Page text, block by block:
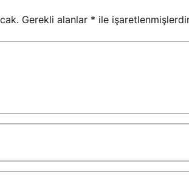
Gerekli alanlar * ile